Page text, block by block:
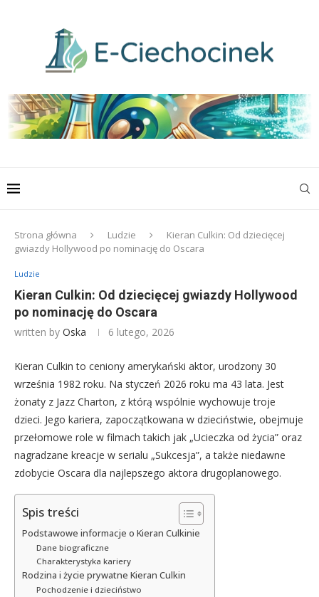
Strona główna Ludzie
Kieran Culkin: Od dziecięcej
gwiazdy Hollywood po nominację do Oscara
Ludzie
Kieran Culkin: Od dziecięcej gwiazdy Hollywood
po nominację do Oscara
written by Oska 6 lutego, 2026
Kieran Culkin to ceniony amerykański aktor, urodzony 30
września 1982 roku. Na styczeń 2026 roku ma 43 lata. Jest
żonaty z Jazz Charton, z którą wspólnie wychowuje troje
dzieci. Jego kariera, zapoczątkowana w dzieciństwie, obejmuje
przełomowe role w filmach takich jak „Ucieczka od życia” oraz
nagradzane kreacje w serialu „Sukcesja”, a także niedawne
zdobycie Oscara dla najlepszego aktora drugoplanowego.
Spis treści
Podstawowe informacje o Kieran Culkinie
Dane biograficzne
Charakterystyka kariery
Rodzina i życie prywatne Kieran Culkin
Pochodzenie i dzieciństwo